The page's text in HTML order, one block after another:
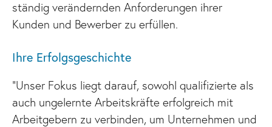
ständig verändernden Anforderungen ihrer
Kunden und Bewerber zu erfüllen.
Ihre Erfolgsgeschichte
“Unser Fokus liegt darauf, sowohl qualifizierte als
auch ungelernte Arbeitskräfte erfolgreich mit
Arbeitgebern zu verbinden, um Unternehmen und